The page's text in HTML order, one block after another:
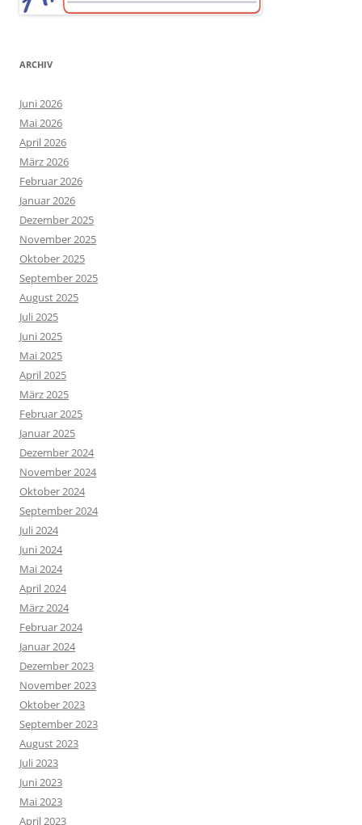
ARCHIV
Juni 2026
Mai 2026
April 2026
März 2026
Februar 2026
Januar 2026
Dezember 2025
November 2025
Oktober 2025
September 2025
August 2025
Juli 2025
Juni 2025
Mai 2025
April 2025
März 2025
Februar 2025
Januar 2025
Dezember 2024
November 2024
Oktober 2024
September 2024
Juli 2024
Juni 2024
Mai 2024
April 2024
März 2024
Februar 2024
Januar 2024
Dezember 2023
November 2023
Oktober 2023
September 2023
August 2023
Juli 2023
Juni 2023
Mai 2023
April 2023